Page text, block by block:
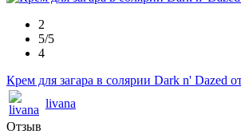
2
5/5
4
Крем для загара в солярии Dark n' Dazed
livana
Отзыв